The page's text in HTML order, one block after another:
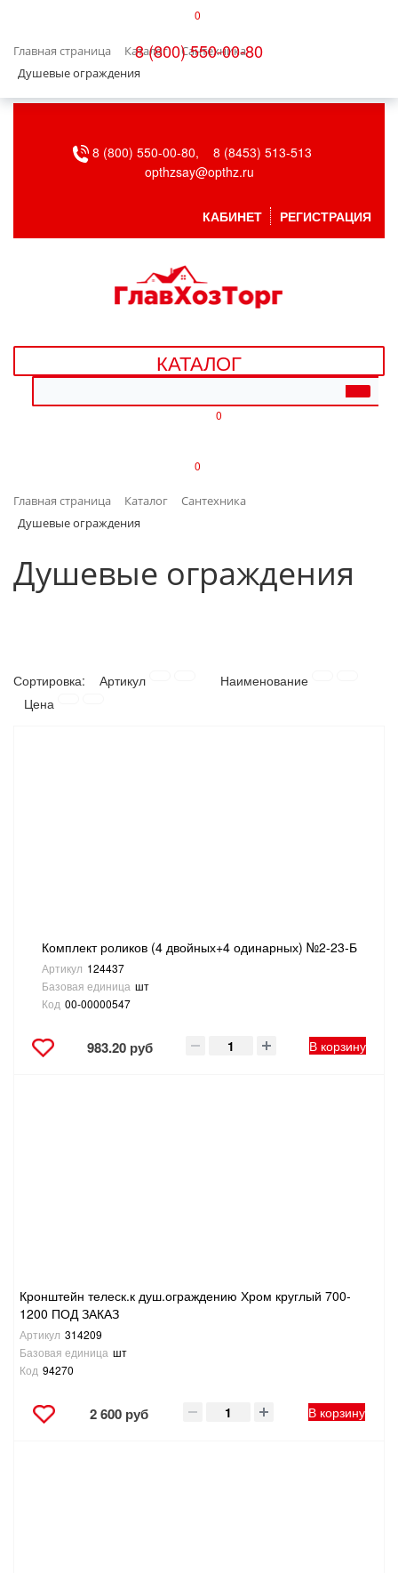
0
8 (800) 550-00-80
Главная страница Каталог
Сантехника
Душевые ограждения
БЫТОВАЯ ТЕХНИКА
ВЕНТИЛЯЦИЯ
ДАЧА, САД И ОГОРОД
ДЕТСКИЕ ТОВАРЫ
ИНТЕРЬЕР
ЛАКОКРАСОЧНЫЕ МАТЕРИАЛЫ
СНЕГОУБОРОЧНЫЙ ИНВЕНТАРЬ
СТРЕМЯНКИ,ЛЕСТНИЦЫ
СТРОИТЕЛЬНЫЕ И ОТДЕЛОЧНЫЕ МАТЕРИАЛЫ
ЭЛЕКТРОМОНТАЖНЫЕ ТОВАРЫ, СВЕТОТЕХНИКА
8 (800) 550-00-80,
8 (8453) 513-513
opthzsay@opthz.ru
КАБИНЕТ РЕГИСТРАЦИЯ
КАТАЛОГ
0
0
Главная страница Каталог
Сантехника
Душевые ограждения
Душевые ограждения
Сортировка: Артикул
Наименование
Цена
Комплект роликов (4 двойных+4 одинарных) №2-23-Б
Артикул 124437
Базовая единица шт
Код 00-00000547
983.20 руб В корзину
Кронштейн телеск.к душ.ограждению Хром круглый 700-
1200 ПОД ЗАКАЗ
Артикул 314209
Базовая единица шт
Код 94270
2 600 руб В корзину